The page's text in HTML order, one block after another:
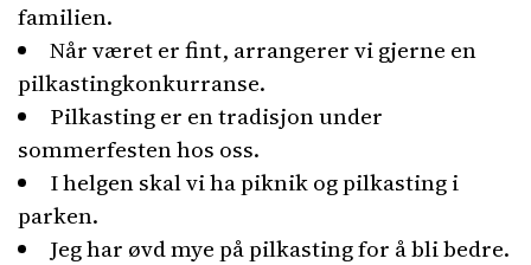
familien.
Når været er fint, arrangerer vi gjerne en
pilkastingkonkurranse.
Pilkasting er en tradisjon under
sommerfesten hos oss.
I helgen skal vi ha piknik og pilkasting i
parken.
Jeg har øvd mye på pilkasting for å bli bedre.